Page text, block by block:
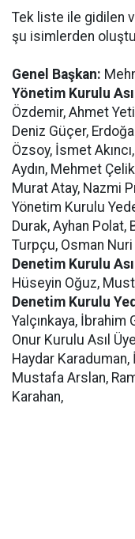
Tek liste ile gidilen
şu isimlerden
Genel Başkan:
Yönetim Kurulu
Özdemir, Ahmet
Deniz Güçer,
Özsoy, İsmet
Aydın, Mehmet
Murat Atay, Nazmi
Yönetim Kurulu
Durak, Ayhan Polat,
Turpçu, Osman Nuri
Denetim Kurulu
Hüseyin Oğuz,
Denetim Kurulu
Yalçınkaya, İbrahim
Onur Kurulu Asıl
Haydar
Mustafa Arslan,
Karahan,